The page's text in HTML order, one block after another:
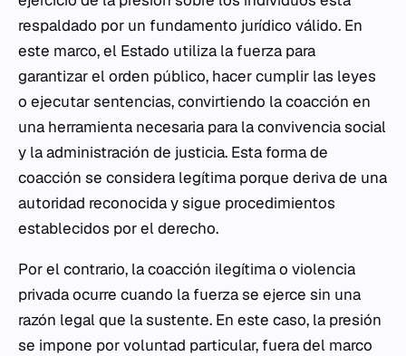
respaldado por un fundamento jurídico válido. En
este marco, el Estado utiliza la fuerza para
garantizar el orden público, hacer cumplir las leyes
o ejecutar sentencias, convirtiendo la coacción en
una herramienta necesaria para la convivencia social
y la administración de justicia. Esta forma de
coacción se considera legítima porque deriva de una
autoridad reconocida y sigue procedimientos
establecidos por el derecho.
Por el contrario, la coacción ilegítima o violencia
privada ocurre cuando la fuerza se ejerce sin una
razón legal que la sustente. En este caso, la presión
se impone por voluntad particular, fuera del marco